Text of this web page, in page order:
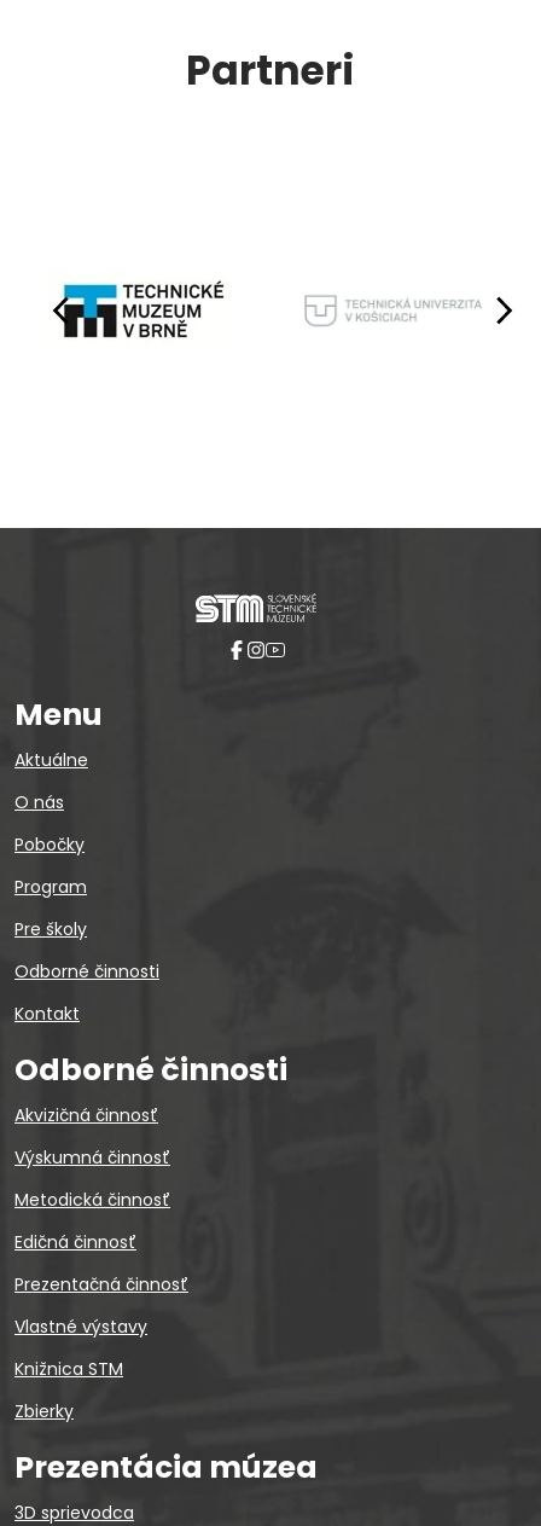
Partneri
Menu
Aktuálne
O nás
Pobočky
Program
Pre školy
Odborné činnosti
Kontakt
Odborné činnosti
Akvizičná činnosť
Výskumná činnosť
Metodická činnosť
Edičná činnosť
Prezentačná činnosť
Vlastné výstavy
Knižnica STM
Zbierky
Prezentácia múzea
3D sprievodca